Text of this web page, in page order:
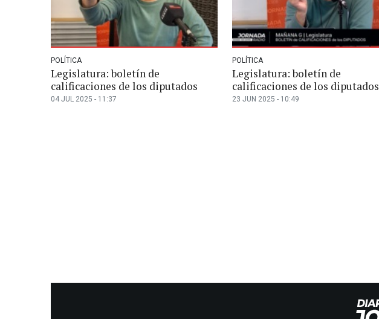
POLÍTICA
Legislatura: boletín de
calificaciones de los diputados
04 JUL 2025 - 11:37
POLÍTICA
Legislatura: boletín de
calificaciones de los diputados
23 JUN 2025 - 10:49